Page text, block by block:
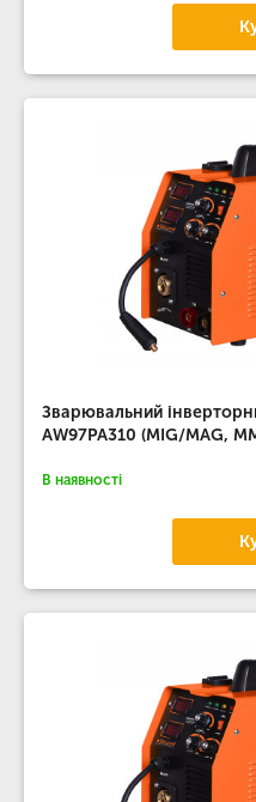
Зварювальний
AW97PA310 (MIG/MAG,
В наявності